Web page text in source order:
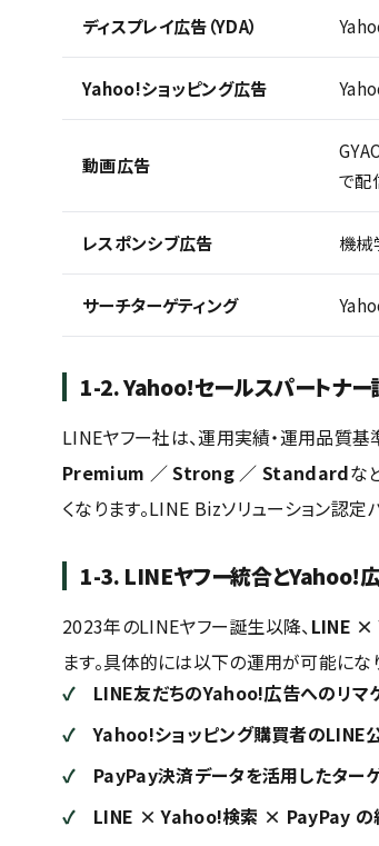
ディスプレイ広告（YDA）
Yahoo!ショッピング広告
動画広告
で配
レスポンシブ広告 機械
サーチターゲティング
1-2. Yahoo!セールスパートナー
LINEヤフー社は、運用実績・運用品質
Premium ／ Strong ／ Standardな
くなります。LINE Bizソリューション認
1-3. LINEヤフー統合とYahoo!
2023年のLINEヤフー誕生以降、LINE ×
ます。具体的には以下の運用が可能にな
LINE友だちのYahoo!広告へのリマ
Yahoo!ショッピング購買者のLINE
PayPay決済データを活用したター
LINE × Yahoo!検索 × PayPay の